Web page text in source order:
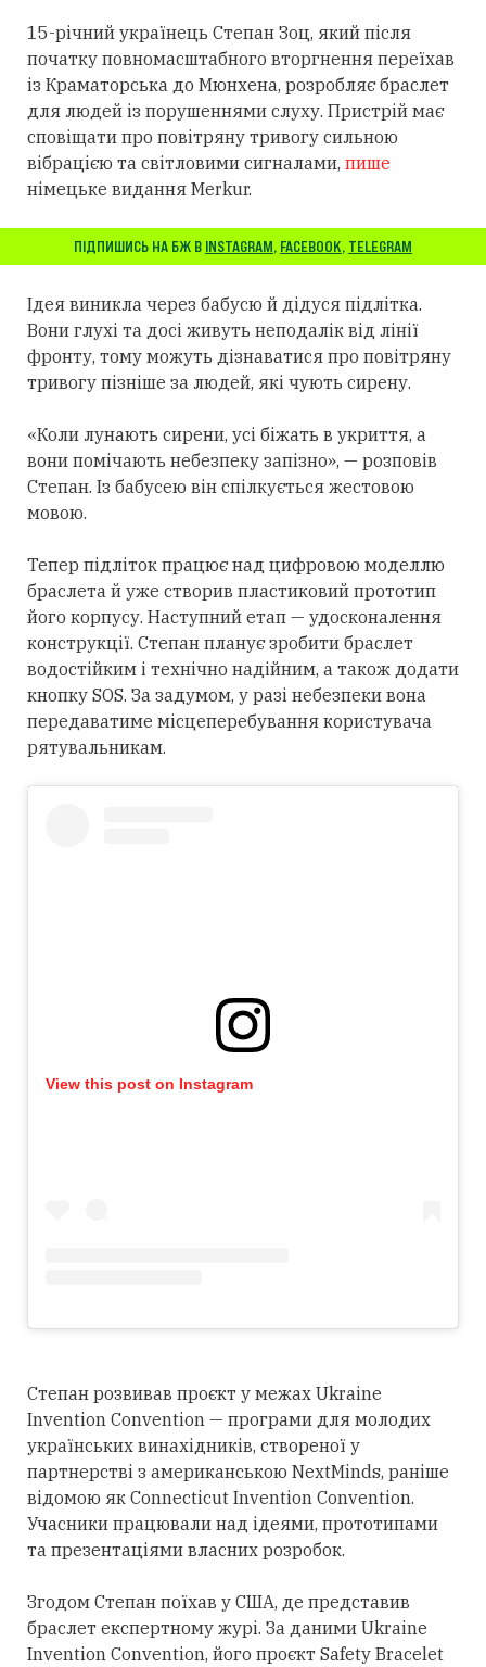
15-річний українець Степан Зоц, який після
початку повномасштабного вторгнення переїхав
із Краматорська до Мюнхена, розробляє браслет
для людей із порушеннями слуху. Пристрій має
сповіщати про повітряну тривогу сильною
вібрацією та світловими сигналами, пише
німецьке видання Merkur.
ПІДПИШИСЬ НА БЖ В INSTAGRAM, FACEBOOK, TELEGRAM
Ідея виникла через бабусю й дідуся підлітка.
Вони глухі та досі живуть неподалік від лінії
фронту, тому можуть дізнаватися про повітряну
тривогу пізніше за людей, які чують сирену.
«Коли лунають сирени, усі біжать в укриття, а
вони помічають небезпеку запізно», — розповів
Степан. Із бабусею він спілкується жестовою
мовою.
Тепер підліток працює над цифровою моделлю
браслета й уже створив пластиковий прототип
його корпусу. Наступний етап — удосконалення
конструкції. Степан планує зробити браслет
водостійким і технічно надійним, а також додати
кнопку SOS. За задумом, у разі небезпеки вона
передаватиме місцеперебування користувача
рятувальникам.
View this post on Instagram
Степан розвивав проєкт у межах Ukraine
Invention Convention — програми для молодих
українських винахідників, створеної у
партнерстві з американською NextMinds, раніше
відомою як Connecticut Invention Convention.
Учасники працювали над ідеями, прототипами
та презентаціями власних розробок.
Згодом Степан поїхав у США, де представив
браслет експертному журі. За даними Ukraine
Invention Convention, його проєкт Safety Bracelet